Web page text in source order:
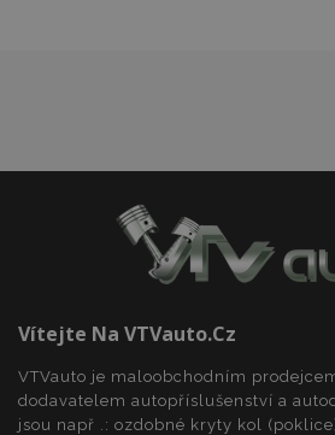
Vítejte Na VTVauto.cz
VTVauto je maloobchodním
dodavatelem autopříslušenství a
jsou např .: ozdobné kryty kol
Nezbytně nutné soubory
Nezbytně nutné soubory cookie
uživatele a správa účtu. Webové
nezbytně nutných souborů cookie
používat.